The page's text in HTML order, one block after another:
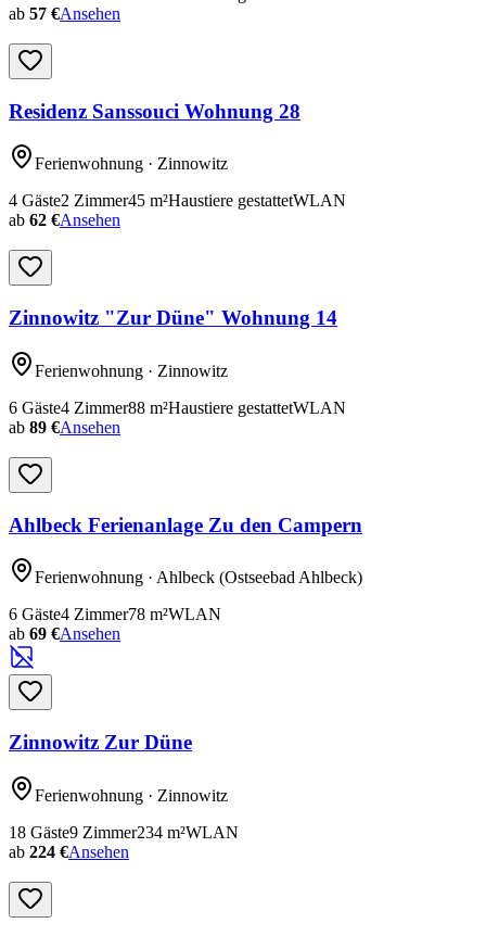
ab 57 €Ansehen
Residenz Sanssouci Wohnung 28
Ferienwohnung · Zinnowitz
4 Gäste2 Zimmer45 m²Haustiere gestattetWLAN
ab 62 €Ansehen
Zinnowitz "Zur Düne" Wohnung 14
Ferienwohnung · Zinnowitz
6 Gäste4 Zimmer88 m²Haustiere gestattetWLAN
ab 89 €Ansehen
Ahlbeck Ferienanlage Zu den Campern
Ferienwohnung · Ahlbeck (Ostseebad Ahlbeck)
6 Gäste4 Zimmer78 m²WLAN
ab 69 €Ansehen
Zinnowitz Zur Düne
Ferienwohnung · Zinnowitz
18 Gäste9 Zimmer234 m²WLAN
ab 224 €Ansehen